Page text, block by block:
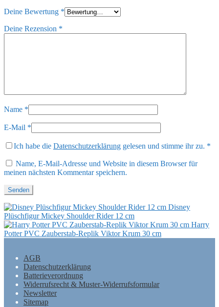
Deine Bewertung *
Deine Rezension *
Name *
E-Mail *
Ich habe die Datenschutzerklärung gelesen und stimme ihr zu. *
Name, E-Mail-Adresse und Website in diesem Browser für
meinen nächsten Kommentar speichern.
Disney
Plüschfigur Mickey Shoulder Rider 12 cm
Harry
Potter PVC Zauberstab-Replik Viktor Krum 30 cm
AGB
Datenschutzerklärung
Batterieverordnung
Widerrufsrecht & Muster-Widerrufsformular
Newsletter
Sitemap